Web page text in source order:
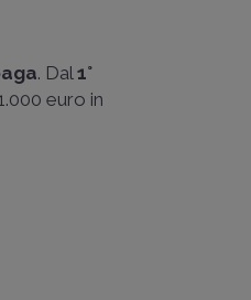
. Dal1°
euro in